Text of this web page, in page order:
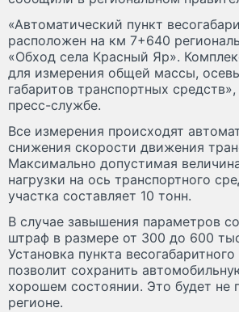
«Автоматический пункт
расположен на км 7+640
«Обход села Красный Яр».
для измерения общей массы,
габаритов транспортных
пресс-службе.
Все измерения происходят
снижения скорости движения
Максимально допустимая
нагрузки на ось транспортного
участка составляет 10 тонн.
В случае завышения параметров
штраф в размере от 300 до 600
Установка пункта
позволит сохранить
хорошем состоянии. Это будет не
регионе.